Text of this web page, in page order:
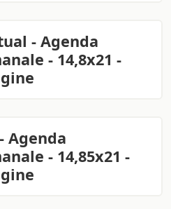
- Agenda
- 14,8x21 -
Agenda
- 14,85x21 -